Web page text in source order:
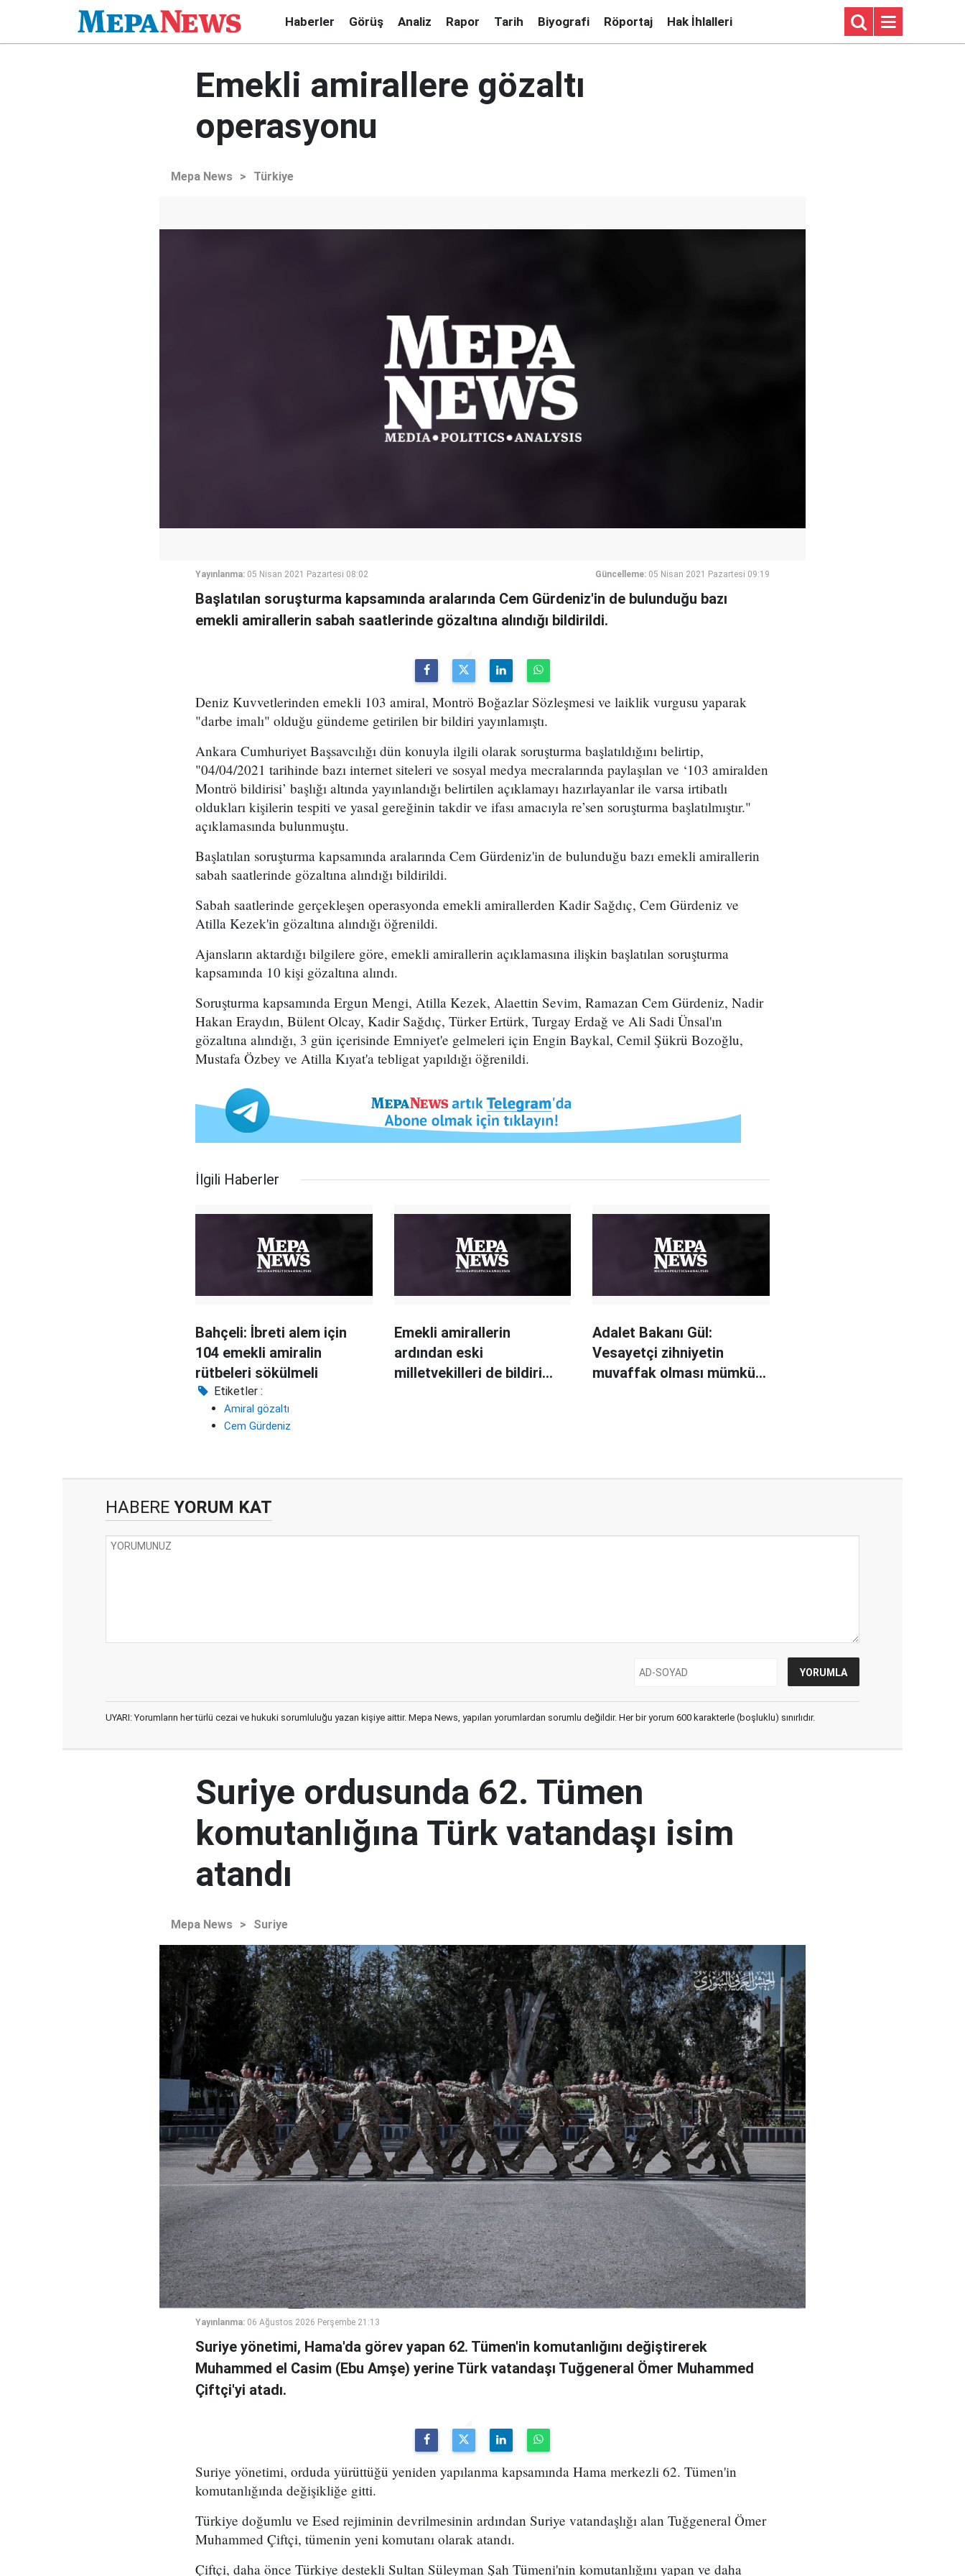
Haberler Görüş Analiz Rapor Tarih Biyografi Röportaj Hak İhlalleri
Emekli amirallere gözaltı
operasyonu
Mepa News > Türkiye
Yayınlanma: 05 Nisan 2021 Pazartesi 08:02 Güncelleme: 05 Nisan 2021 Pazartesi 09:19
Başlatılan soruşturma kapsamında aralarında Cem Gürdeniz'in de bulunduğu bazı
emekli amirallerin sabah saatlerinde gözaltına alındığı bildirildi.
Deniz Kuvvetlerinden emekli 103 amiral, Montrö Boğazlar Sözleşmesi ve laiklik vurgusu yaparak
"darbe imalı" olduğu gündeme getirilen bir bildiri yayınlamıştı.
Ankara Cumhuriyet Başsavcılığı dün konuyla ilgili olarak soruşturma başlatıldığını belirtip,
"04/04/2021 tarihinde bazı internet siteleri ve sosyal medya mecralarında paylaşılan ve ‘103 amiralden
Montrö bildirisi’ başlığı altında yayınlandığı belirtilen açıklamayı hazırlayanlar ile varsa irtibatlı
oldukları kişilerin tespiti ve yasal gereğinin takdir ve ifası amacıyla re’sen soruşturma başlatılmıştır."
açıklamasında bulunmuştu.
Başlatılan soruşturma kapsamında aralarında Cem Gürdeniz'in de bulunduğu bazı emekli amirallerin
sabah saatlerinde gözaltına alındığı bildirildi.
Sabah saatlerinde gerçekleşen operasyonda emekli amirallerden Kadir Sağdıç, Cem Gürdeniz ve
Atilla Kezek'in gözaltına alındığı öğrenildi.
Ajansların aktardığı bilgilere göre, emekli amirallerin açıklamasına ilişkin başlatılan soruşturma
kapsamında 10 kişi gözaltına alındı.
Soruşturma kapsamında Ergun Mengi, Atilla Kezek, Alaettin Sevim, Ramazan Cem Gürdeniz, Nadir
Hakan Eraydın, Bülent Olcay, Kadir Sağdıç, Türker Ertürk, Turgay Erdağ ve Ali Sadi Ünsal'ın
gözaltına alındığı, 3 gün içerisinde Emniyet'e gelmeleri için Engin Baykal, Cemil Şükrü Bozoğlu,
Mustafa Özbey ve Atilla Kıyat'a tebligat yapıldığı öğrenildi.
İlgili Haberler
Bahçeli: İbreti alem için
104 emekli amiralin
rütbeleri sökülmeli
Emekli amirallerin
ardından eski
milletvekilleri de bildiri
Adalet Bakanı Gül:
Vesayetçi zihniyetin
muvaffak olması mümkün
Etiketler :
Amiral gözaltı
Cem Gürdeniz
HABERE YORUM KAT
UYARI: Yorumların her türlü cezai ve hukuki sorumluluğu yazan kişiye aittir. Mepa News, yapılan yorumlardan sorumlu değildir. Her bir yorum 600 karakterle (boşluklu) sınırlıdır.
Suriye ordusunda 62. Tümen
komutanlığına Türk vatandaşı isim
atandı
Mepa News > Suriye
Yayınlanma: 06 Ağustos 2026 Perşembe 21:13
Suriye yönetimi, Hama'da görev yapan 62. Tümen'in komutanlığını değiştirerek
Muhammed el Casim (Ebu Amşe) yerine Türk vatandaşı Tuğgeneral Ömer Muhammed
Çiftçi'yi atadı.
Suriye yönetimi, orduda yürüttüğü yeniden yapılanma kapsamında Hama merkezli 62. Tümen'in
komutanlığında değişikliğe gitti.
Türkiye doğumlu ve Esed rejiminin devrilmesinin ardından Suriye vatandaşlığı alan Tuğgeneral Ömer
Muhammed Çiftçi, tümenin yeni komutanı olarak atandı.
Çiftçi, daha önce Türkiye destekli Sultan Süleyman Şah Tümeni'nin komutanlığını yapan ve daha